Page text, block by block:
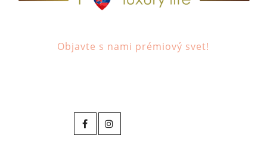
Objavte s nami prémiový svet!